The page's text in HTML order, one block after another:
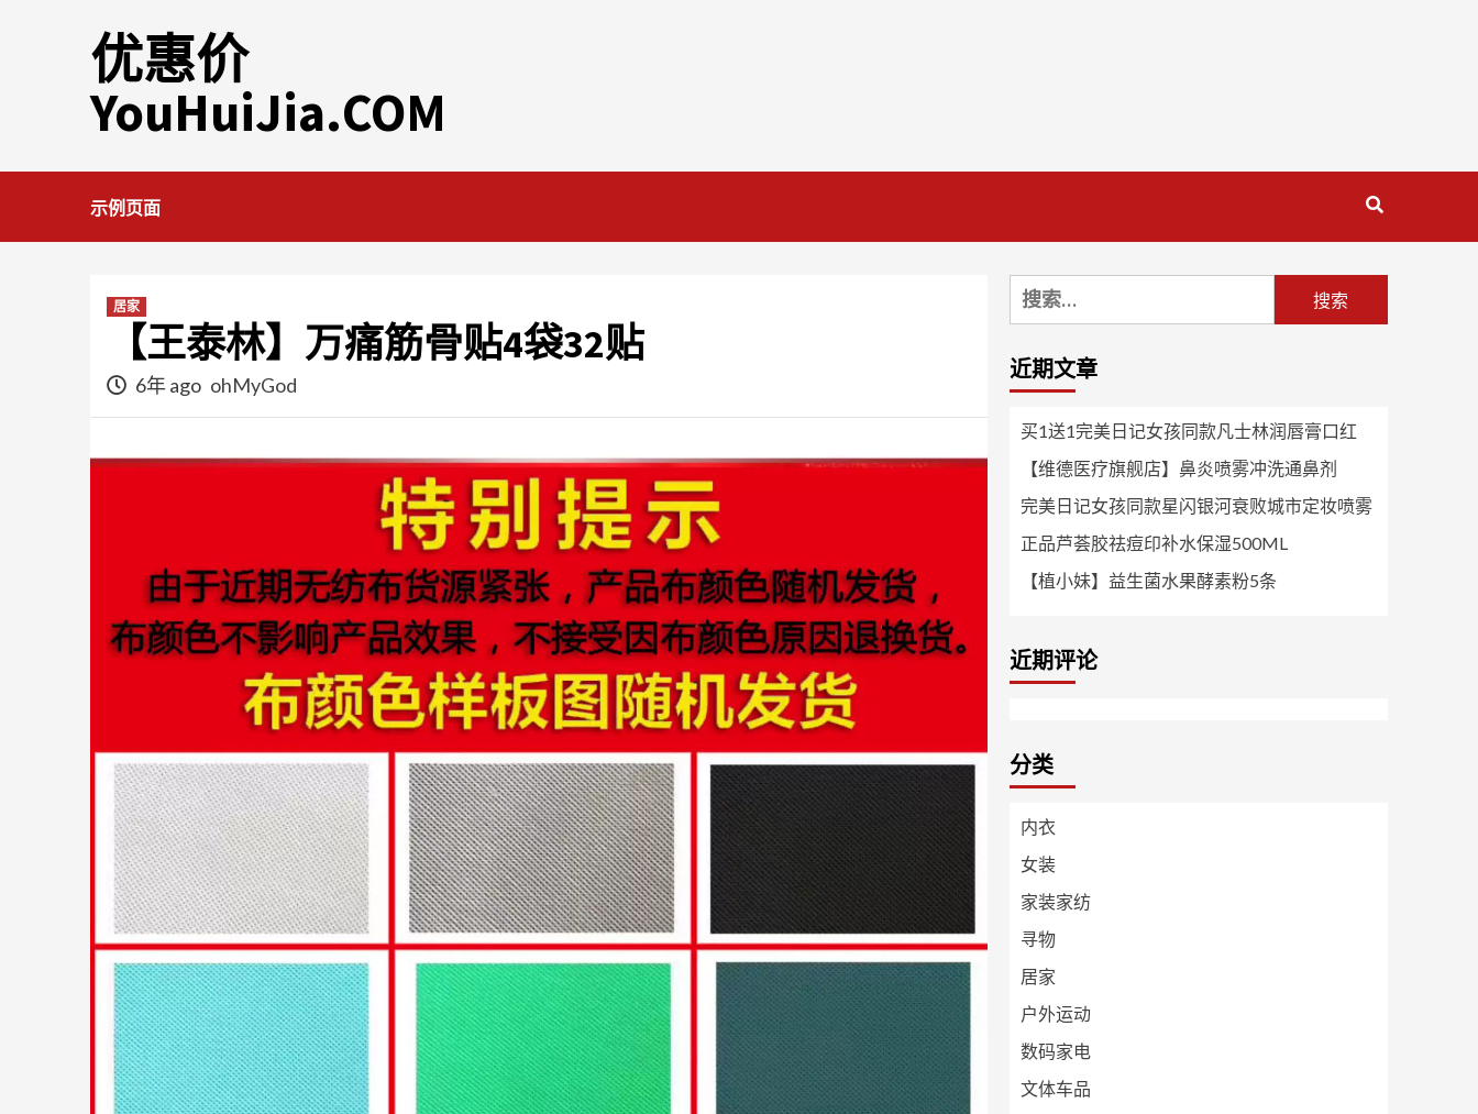
优惠价
YouHuiJia.COM
示例页面
居家
【王泰林】万痛筋骨贴4袋32贴
6年 ago ohMyGod
搜
索：
近期文章
买1送1完美日记女孩同款凡士林润唇膏口红
【维德医疗旗舰店】鼻炎喷雾冲洗通鼻剂
完美日记女孩同款星闪银河衰败城市定妆喷雾
正品芦荟胶祛痘印补水保湿500ML
【植小妹】益生菌水果酵素粉5条
近期评论
分类
内衣
女装
家装家纺
寻物
居家
户外运动
数码家电
文体车品